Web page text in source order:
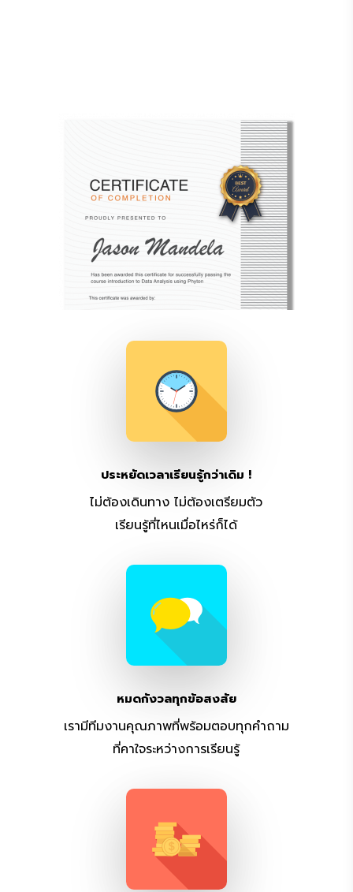
ประหยัดเวลาเรียนรู้กว่าเดิม !
ไม่ต้องเดินทาง ไม่ต้องเตรียมตัว
เรียนรู้ที่ไหนเมื่อไหร่ก็ได้
หมดกังวลทุกข้อสงสัย
เรามีทีมงานคุณภาพที่พร้อมตอบทุกคำถาม
ที่คาใจระหว่างการเรียนรู้